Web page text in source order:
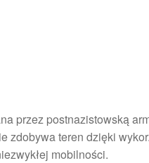
przez postnazistowską
zdobywa teren dzięki
mobilności.